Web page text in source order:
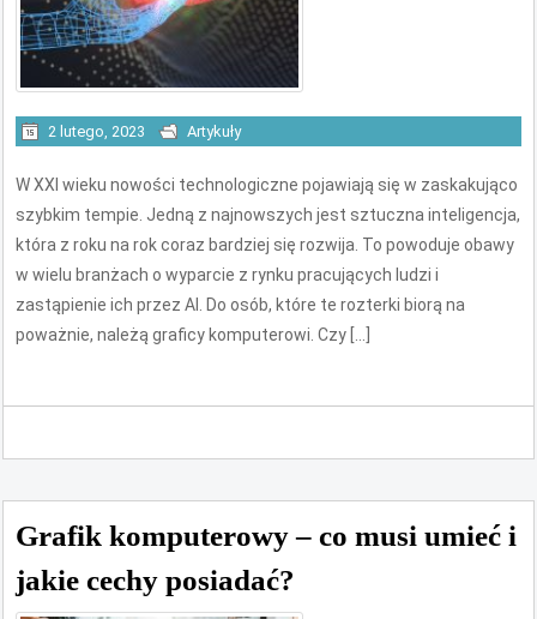
2 lutego, 2023 Artykuły
W XXI wieku nowości technologiczne pojawiają się w zaskakująco
szybkim tempie. Jedną z najnowszych jest sztuczna inteligencja,
która z roku na rok coraz bardziej się rozwija. To powoduje obawy
w wielu branżach o wyparcie z rynku pracujących ludzi i
zastąpienie ich przez AI. Do osób, które te rozterki biorą na
poważnie, należą graficy komputerowi. Czy […]
Grafik komputerowy – co musi umieć i
jakie cechy posiadać?